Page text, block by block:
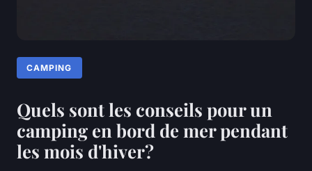
CAMPING
Quels sont les conseils pour un
camping en bord de mer pendant
les mois d'hiver?